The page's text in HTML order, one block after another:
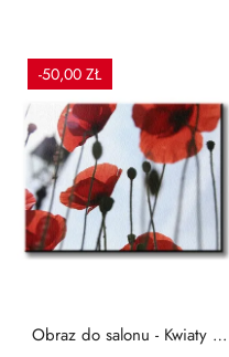
-50,00 ZŁ
Obraz do salonu - Kwiaty -